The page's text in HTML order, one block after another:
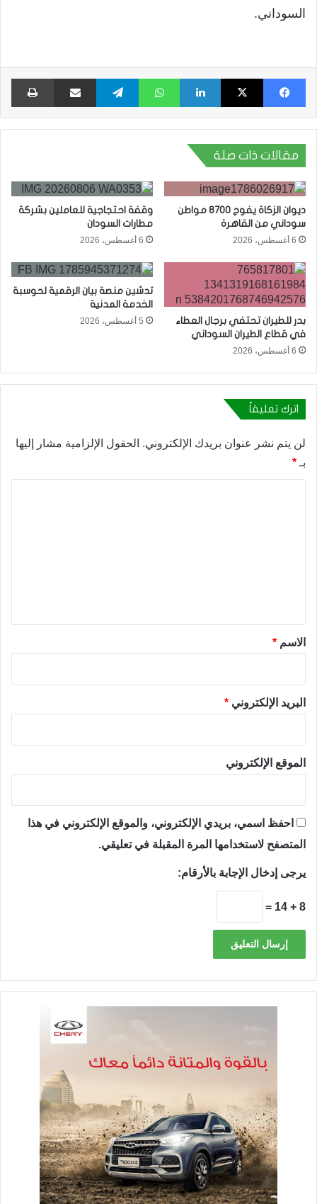
السوداني.
فيسبوك X لينكدإن واتساب تيلقرام مشاركة عبر البريد
مقالات ذات صلة
ديوان الزكاة يفوج 8700 مواطن
سوداني من القاهرة
6 أغسطس، 2026
وقفة احتجاجية للعاملين بشركة
مطارات السودان
6 أغسطس، 2026
بدر للطيران تحتفي برجال العطاء
في قطاع الطيران السوداني
6 أغسطس، 2026
تدشين منصة بيان الرقمية لحوسبة
الخدمة المدنية
5 أغسطس، 2026
اترك تعليقاً
لن يتم نشر عنوان بريدك الإلكتروني. الحقول الإلزامية مشار إليها
بـ *
*الاسم *
البريد الإلكتروني *
الموقع الإلكتروني
احفظ اسمي، بريدي الإلكتروني، والموقع الإلكتروني في هذا
المتصفح لاستخدامها المرة المقبلة في تعليقي.
يرجى إدخال الإجابة بالأرقام:
8 + 14 =